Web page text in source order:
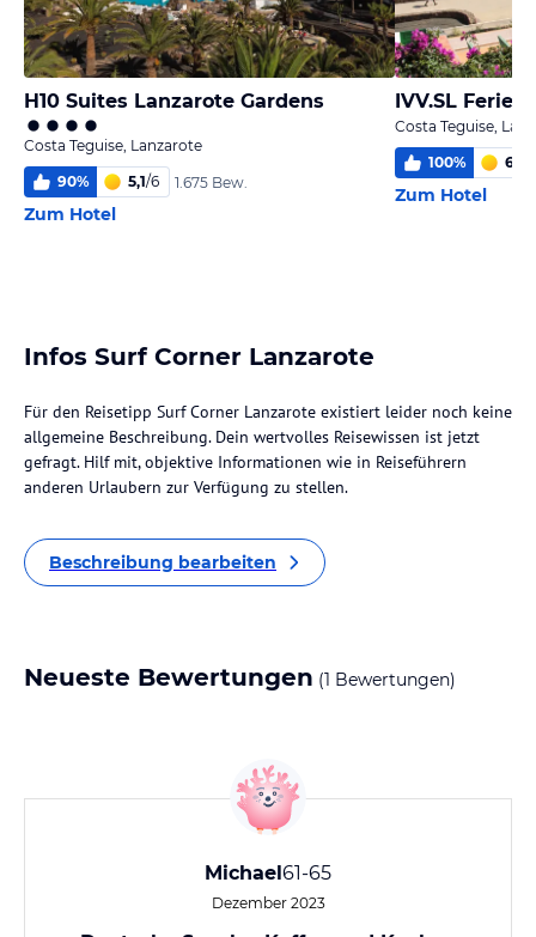
H10 Suites Lanzarote Gardens
Costa Teguise, Lanzarote
90% 5,1/6 1.675 Bew.
Zum Hotel
IVV.SL
Costa Teguise,
100% 6,0
Zum Hotel
Infos Surf Corner Lanzarote
Für den Reisetipp Surf Corner Lanzarote existiert leider noch keine
allgemeine Beschreibung. Dein wertvolles Reisewissen ist jetzt
gefragt. Hilf mit, objektive Informationen wie in Reiseführern
anderen Urlaubern zur Verfügung zu stellen.
Beschreibung bearbeiten
Neueste Bewertungen (1 Bewertungen)
Michael61-65
Dezember 2023